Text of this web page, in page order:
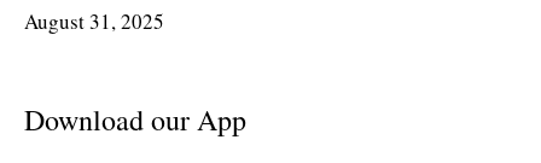
August 31, 2025
Download our App